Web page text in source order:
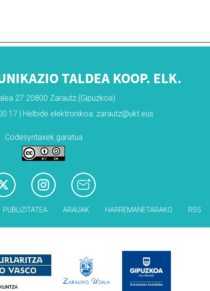
TALDEA KOOP. ELK.
27 20800 Zarautz (Gipuzkoa)
17 | Helbide elektronikoa: zarautz@ukt.eus
Codesyntaxek garatua
PUBLIZITATEA ARAUAK HARREMANETARAKO RSS